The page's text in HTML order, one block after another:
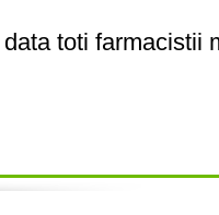
toti farmacistii